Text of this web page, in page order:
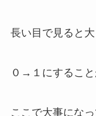
長い目で見ると大
０→１にすること
ここで大事になっ